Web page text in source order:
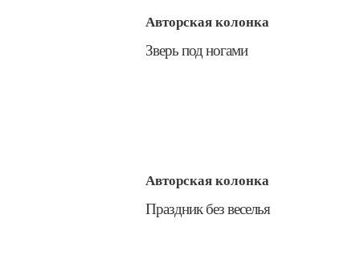
Авторская колонка
​Зверь под ногами
Авторская колонка
​Праздник без веселья